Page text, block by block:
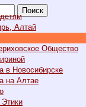
Поиск
Алтай
Общество
в Новосибирске
на Алтае